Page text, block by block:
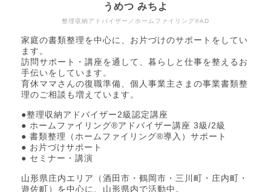
整理収納アドバイザー／ホームファイリング®AD
うめつ みちよ
家庭の書類整理を中心に、お片づけのサポートをしてい
ます。
訪問サポート・講座を通して、暮らしと仕事を整えるお
手伝いをしています。
育休ママさんの復職準備、個人事業主さまの事業書類整
理のご相談も増えています。
●整理収納アドバイザー2級認定講座
● ホームファイリング®アドバイザー講座 3級/2級
● 書類整理（ホームファイリング®導入）サポート
● お片づけサポート
● セミナー・講演
山形県庄内エリア（酒田市・鶴岡市・三川町・庄内町・
遊佐町）を中心に、山形県内で活動中。